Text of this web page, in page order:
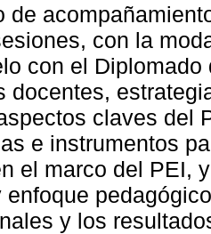
de
con la
con el
docentes,
claves del
e instrumentos
el marco del PEI,
enfoque
y los